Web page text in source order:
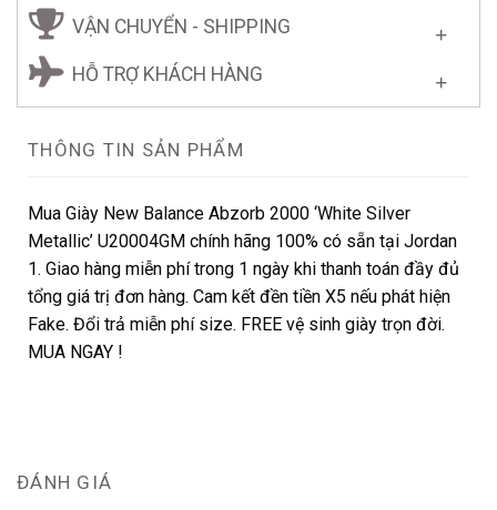
VẬN CHUYỂN - SHIPPING
HỖ TRỢ KHÁCH HÀNG
THÔNG TIN SẢN PHẨM
Mua Giày New Balance Abzorb 2000 ‘White Silver
Metallic’ U20004GM chính hãng 100% có sẵn tại Jordan
1. Giao hàng miễn phí trong 1 ngày khi thanh toán đầy đủ
tổng giá trị đơn hàng. Cam kết đền tiền X5 nếu phát hiện
Fake. Đổi trả miễn phí size. FREE vệ sinh giày trọn đời.
MUA NGAY !
ĐÁNH GIÁ